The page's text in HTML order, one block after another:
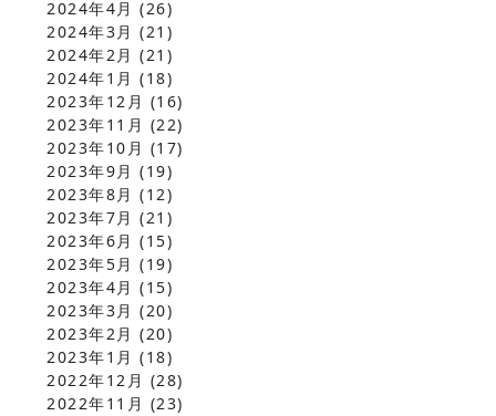
2024年4月 (26)
2024年3月 (21)
2024年2月 (21)
2024年1月 (18)
2023年12月 (16)
2023年11月 (22)
2023年10月 (17)
2023年9月 (19)
2023年8月 (12)
2023年7月 (21)
2023年6月 (15)
2023年5月 (19)
2023年4月 (15)
2023年3月 (20)
2023年2月 (20)
2023年1月 (18)
2022年12月 (28)
2022年11月 (23)